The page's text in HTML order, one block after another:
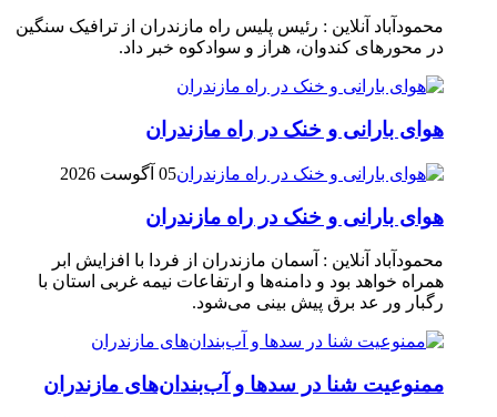
محمودآباد آنلاین : رئیس پلیس راه مازندران از ترافیک سنگین
در محور‌های کندوان، هراز و سوادکوه خبر داد.
هوای بارانی و خنک در راه مازندران
05 آگوست 2026
هوای بارانی و خنک در راه مازندران
محمودآباد آنلاین : آسمان مازندران از فردا با افزایش ابر
همراه خواهد بود و دامنه‌ها و ارتفاعات نیمه غربی استان با
رگبار ور عد برق پیش بینی می‌شود.
ممنوعیت شنا در سدها و آب‌بندان‌‌های مازندران